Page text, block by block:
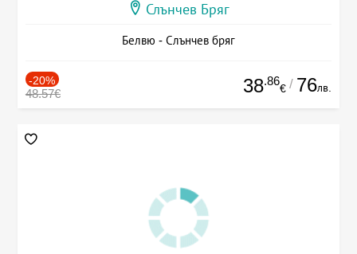
Слънчев Бряг
Белвю - Слънчев бряг
-20%
48.57€ 38.86
€ / 76лв.